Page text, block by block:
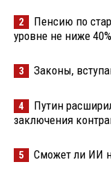
2
Пенсию по
уровне не ниже
3 Законы,
4
Путин
заключения
5 Сможет ли ИИ